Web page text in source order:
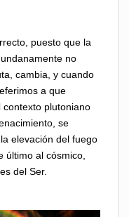
puesto que la
no
cambia, y cuando
a que
contexto plutoniano
se
elevación del fuego
último al cósmico,
del Ser.